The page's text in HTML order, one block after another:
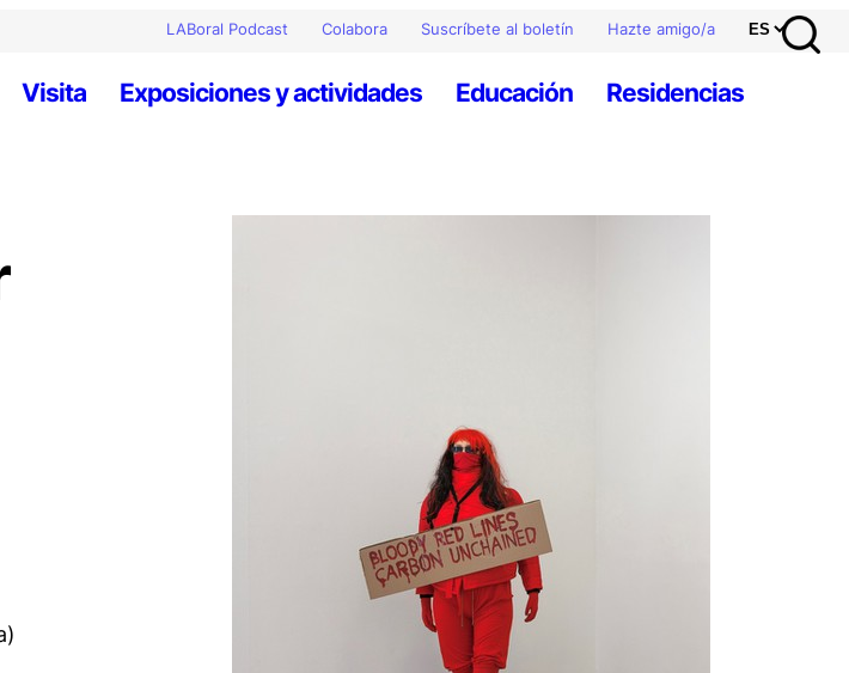
LABoral Podcast Colabora Suscríbete al boletín Hazte amigo/a
Visita Exposiciones y actividades Educación Residencias